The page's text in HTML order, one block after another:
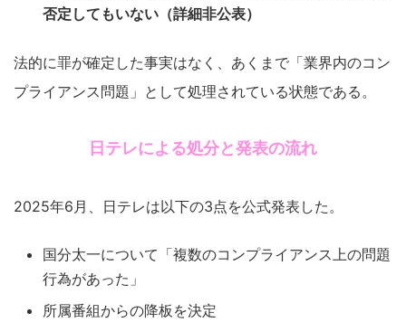
否定してもいない（詳細非公表）
法的に罪が確定した事実はなく、あくまで「業界内のコン
プライアンス問題」として処理されている状態である。
日テレによる処分と発表の流れ
2025年6月、日テレは以下の3点を公式発表した。
国分太一について「複数のコンプライアンス上の問題
行為があった」
所属番組からの降板を決定